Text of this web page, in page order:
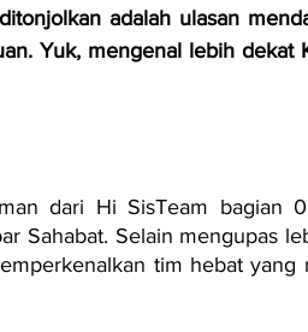
adalah ulasan
Yuk, mengenal lebih dekat
dari Hi SisTeam bagian
Sahabat. Selain mengupas
tim hebat